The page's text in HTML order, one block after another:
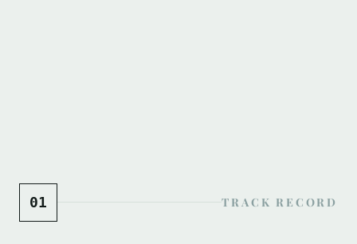
01 TRACK RECORD